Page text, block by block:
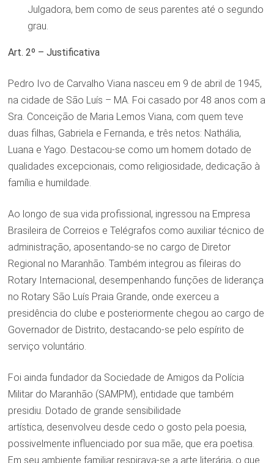
Julgadora, bem como de seus parentes até o segundo
grau.
Art. 2º – Justificativa
Pedro Ivo de Carvalho Viana nasceu em 9 de abril de 1945,
na cidade de São Luís – MA. Foi casado por 48 anos com a
Sra. Conceição de Maria Lemos Viana, com quem teve
duas filhas, Gabriela e Fernanda, e três netos: Nathália,
Luana e Yago. Destacou-se como um homem dotado de
qualidades excepcionais, como religiosidade, dedicação à
família e humildade.
Ao longo de sua vida profissional, ingressou na Empresa
Brasileira de Correios e Telégrafos como auxiliar técnico de
administração, aposentando-se no cargo de Diretor
Regional no Maranhão. Também integrou as fileiras do
Rotary Internacional, desempenhando funções de liderança
no Rotary São Luís Praia Grande, onde exerceu a
presidência do clube e posteriormente chegou ao cargo de
Governador de Distrito, destacando-se pelo espírito de
serviço voluntário.
Foi ainda fundador da Sociedade de Amigos da Polícia
Militar do Maranhão (SAMPM), entidade que também
presidiu. Dotado de grande sensibilidade
artística, desenvolveu desde cedo o gosto pela poesia,
possivelmente influenciado por sua mãe, que era poetisa.
Em seu ambiente familiar respirava-se a arte literária, o que